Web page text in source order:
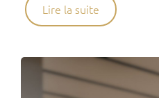
Lire la suite